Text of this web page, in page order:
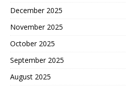
出口收紧，导致全球市场价
格上涨，美国企业首当其
强硬，实际上暴露了美方的
多了，200%的关税只是虚
张声势。 中美经贸关系经过
December 2025
November 2025
October 2025
September 2025
August 2025